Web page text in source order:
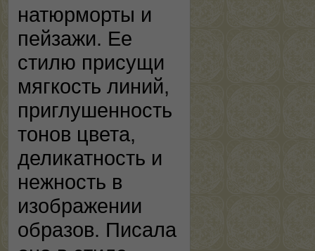
натюрморты и
пейзажи. Ее
стилю присущи
мягкость линий,
приглушенность
тонов цвета,
деликатность и
нежность в
изображении
образов. Писала